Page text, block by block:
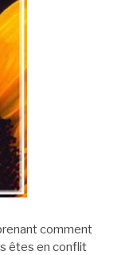
comment
êtes en conflit